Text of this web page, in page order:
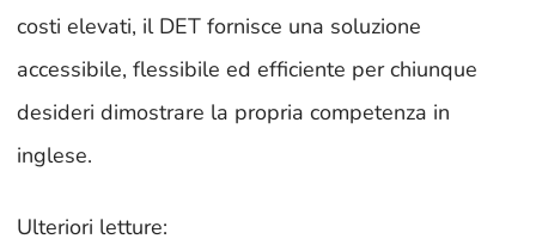
costi elevati, il DET fornisce una soluzione
accessibile, flessibile ed efficiente per chiunque
desideri dimostrare la propria competenza in
inglese.
Ulteriori letture: